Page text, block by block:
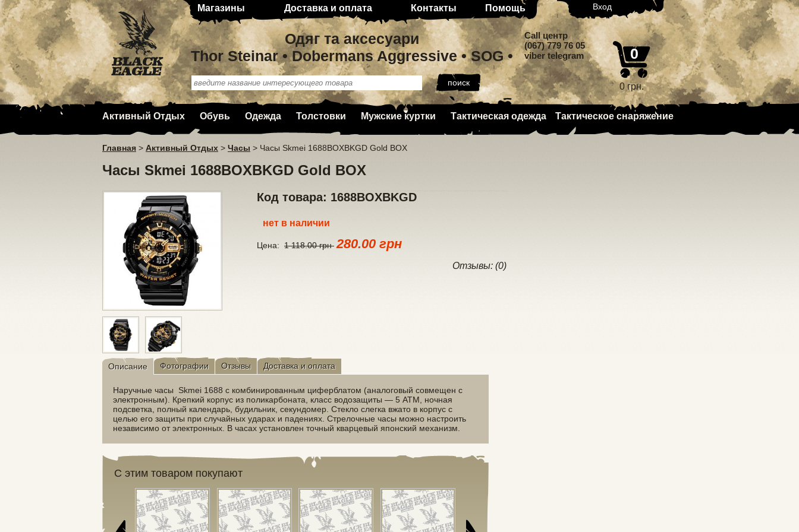
Магазины Доставка и оплата Контакты Помощь Вход
Одяг та аксесуари
Thor Steinar • Dobermans Aggressive • SOG •
0
0 грн.
Call центр
(067) 779 76 05
viber telegram
Активный Отдых Обувь Одежда Толстовки Мужские куртки Тактическая одежда Тактическое снаряжение
Главная > Активный Отдых > Часы > Часы Skmei 1688BOXBKGD Gold BOX
Часы Skmei 1688BOXBKGD Gold BOX
Код товара: 1688BOXBKGD
нет в наличии
Цена: 1 118.00 грн 280.00 грн
Отзывы: (0)
Описание Фотографии Отзывы Доставка и оплата
Наручные часы Skmei 1688 с комбинированным циферблатом (аналоговый совмещен с
электронным). Крепкий корпус из поликарбоната, класс водозащиты — 5 АТМ, ночная
подсветка, полный календарь, будильник, секундомер. Стекло слегка вжато в корпус с
целью его защиты при случайных ударах и падениях. Стрелочные часы можно настроить
независимо от электронных. В часах установлен точный кварцевый японский механизм.
С этим товаром покупают